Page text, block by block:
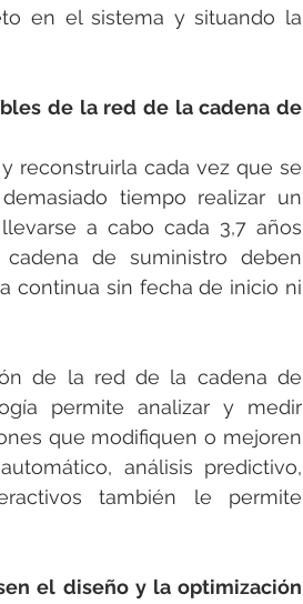
en el sistema y situando la
de la red de la cadena de
reconstruirla cada vez que se
tiempo realizar un
a cabo cada 3,7 años
de suministro deben
continua sin fecha de inicio ni
de la red de la cadena de
permite analizar y medir
que modifiquen o mejoren
análisis predictivo,
también le permite
el diseño y la optimización